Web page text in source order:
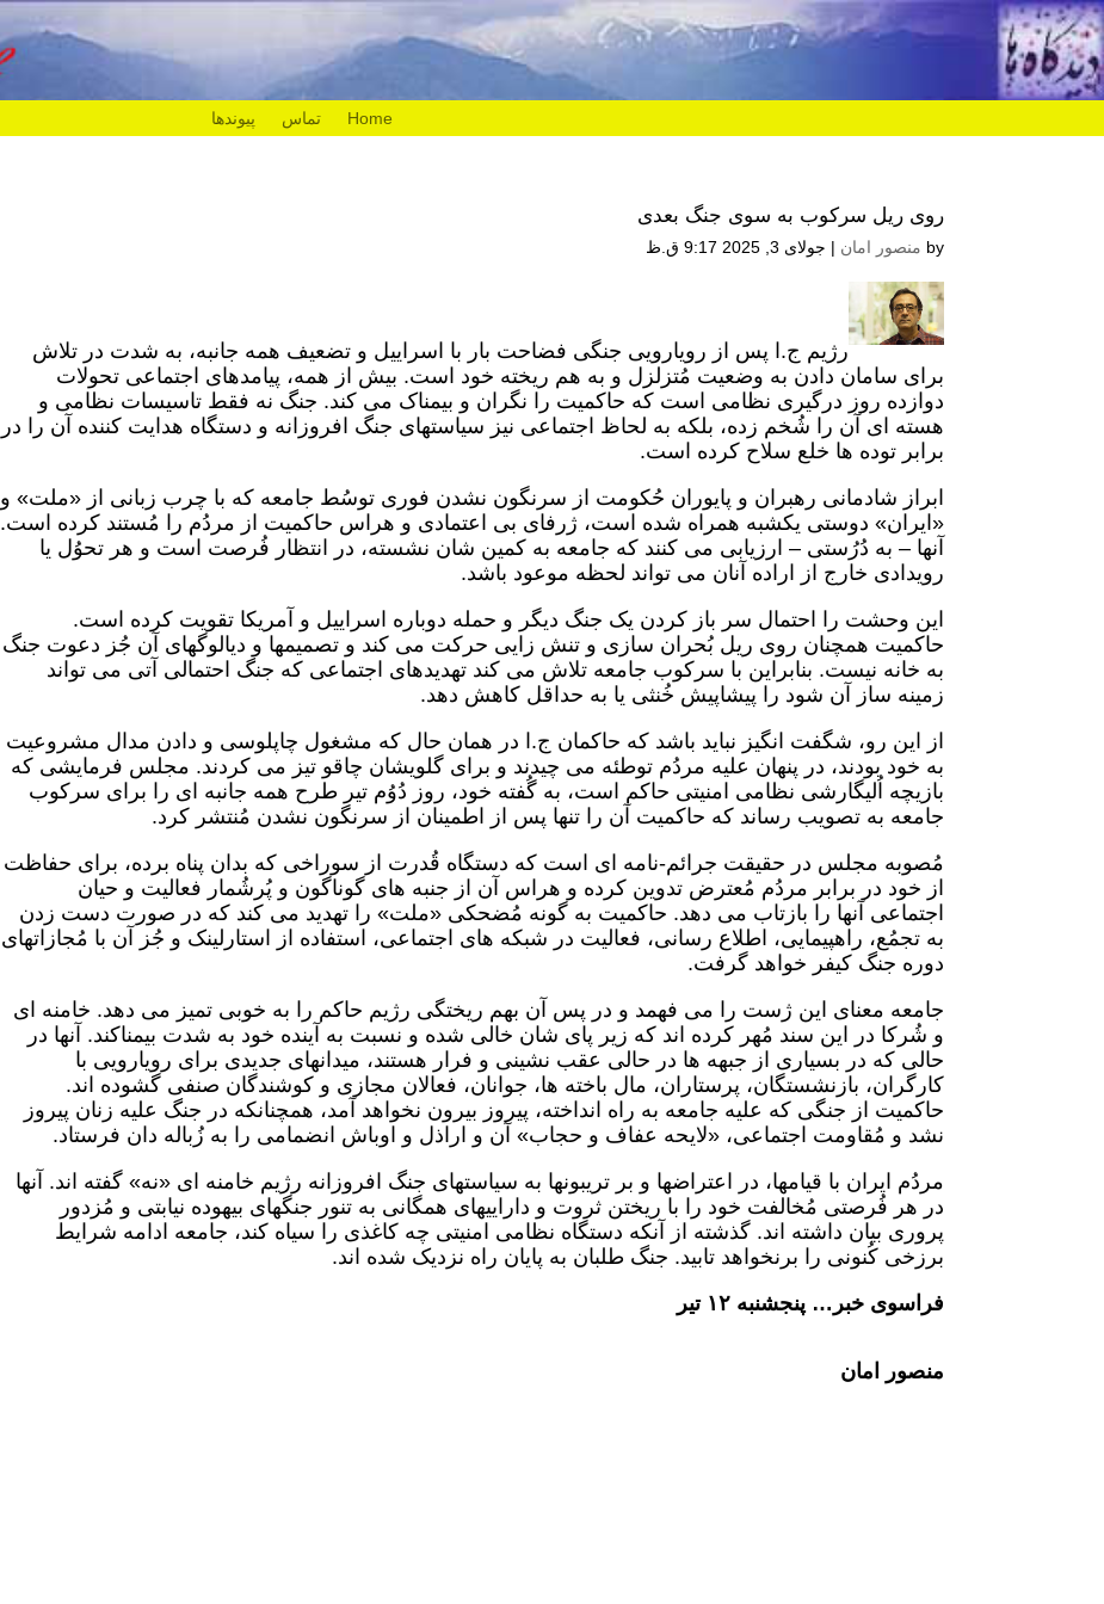
Home تماس پیوندها
روی ریل سرکوب به سوی جنگ بعدی
by منصور امان | جولای 3, 2025 9:17 ق.ظ
رژیم ج.ا پس از رویارویی جنگی فضاحت بار با اسراییل و تضعیف همه جانبه، به شدت در تلاش
برای سامان دادن به وضعیت مُتزلزل و به هم ریخته خود است. بیش از همه، پیامدهای اجتماعی تحولات
دوازده روز درگیری نظامی است که حاکمیت را نگران و بیمناک می کند. جنگ نه فقط تاسیسات نظامی و
هسته ای آن را شُخم زده، بلکه به لحاظ اجتماعی نیز سیاستهای جنگ افروزانه و دستگاه هدایت کننده آن را در
برابر توده ها خلع سلاح کرده است.
ابراز شادمانی رهبران و پایوران حُکومت از سرنگون نشدن فوری توسُط جامعه که با چرب زبانی از «ملت» و
«ایران» دوستی یکشبه همراه شده است، ژرفای بی اعتمادی و هراس حاکمیت از مردُم را مُستند کرده است.
آنها – به دُرُستی – ارزیابی می کنند که جامعه به کمین شان نشسته، در انتظار فُرصت است و هر تحوُل یا
رویدادی خارج از اراده آنان می تواند لحظه موعود باشد.
این وحشت را احتمال سر باز کردن یک جنگ دیگر و حمله دوباره اسراییل و آمریکا تقویت کرده است.
حاکمیت همچنان روی ریل بُحران سازی و تنش زایی حرکت می کند و تصمیمها و دیالوگهای آن جُز دعوت جنگ
به خانه نیست. بنابراین با سرکوب جامعه تلاش می کند تهدیدهای اجتماعی که جنگ احتمالی آتی می تواند
زمینه ساز آن شود را پیشاپیش خُنثی یا به حداقل کاهش دهد.
از این رو، شگفت انگیز نباید باشد که حاکمان ج.ا در همان حال که مشغول چاپلوسی و دادن مدال مشروعیت
به خود بودند، در پنهان علیه مردُم توطئه می چیدند و برای گلویشان چاقو تیز می کردند. مجلس فرمایشی که
بازیچه اُلیگارشی نظامی امنیتی حاکم است، به گُفته خود، روز دُوُم تیر طرح همه جانبه ای را برای سرکوب
جامعه به تصویب رساند که حاکمیت آن را تنها پس از اطمینان از سرنگون نشدن مُنتشر کرد.
مُصوبه مجلس در حقیقت جرائم-نامه ای است که دستگاه قُدرت از سوراخی که بدان پناه برده، برای حفاظت
از خود در برابر مردُم مُعترض تدوین کرده و هراس آن از جنبه های گوناگون و پُرشُمار فعالیت و حیان
اجتماعی آنها را بازتاب می دهد. حاکمیت به گونه مُضحکی «ملت» را تهدید می کند که در صورت دست زدن
به تجمُع، راهپیمایی، اطلاع رسانی، فعالیت در شبکه های اجتماعی، استفاده از استارلینک و جُز آن با مُجازاتهای
دوره جنگ کیفر خواهد گرفت.
جامعه معنای این ژست را می فهمد و در پس آن بهم ریختگی رژیم حاکم را به خوبی تمیز می دهد. خامنه ای
و شُرکا در این سند مُهر کرده اند که زیر پای شان خالی شده و نسبت به آینده خود به شدت بیمناکند. آنها در
حالی که در بسیاری از جبهه ها در حالی عقب نشینی و فرار هستند، میدانهای جدیدی برای رویارویی با
کارگران، بازنشستگان، پرستاران، مال باخته ها، جوانان، فعالان مجازی و کوشندگان صنفی گشوده اند.
حاکمیت از جنگی که علیه جامعه به راه انداخته، پیروز بیرون نخواهد آمد، همچنانکه در جنگ علیه زنان پیروز
نشد و مُقاومت اجتماعی، «لایحه عفاف و حجاب» آن و اراذل و اوباش انضمامی را به زُباله دان فرستاد.
مردُم ایران با قیامها، در اعتراضها و بر تریبونها به سیاستهای جنگ افروزانه رژیم خامنه ای «نه» گفته اند. آنها
در هر فُرصتی مُخالفت خود را با ریختن ثروت و داراییهای همگانی به تنور جنگهای بیهوده نیابتی و مُزدور
پروری بیان داشته اند. گذشته از آنکه دستگاه نظامی امنیتی چه کاغذی را سیاه کند، جامعه ادامه شرایط
برزخی کُنونی را برنخواهد تابید. جنگ طلبان به پایان راه نزدیک شده اند.
فراسوی خبر… پنجشنبه ۱۲ تیر
منصور امان